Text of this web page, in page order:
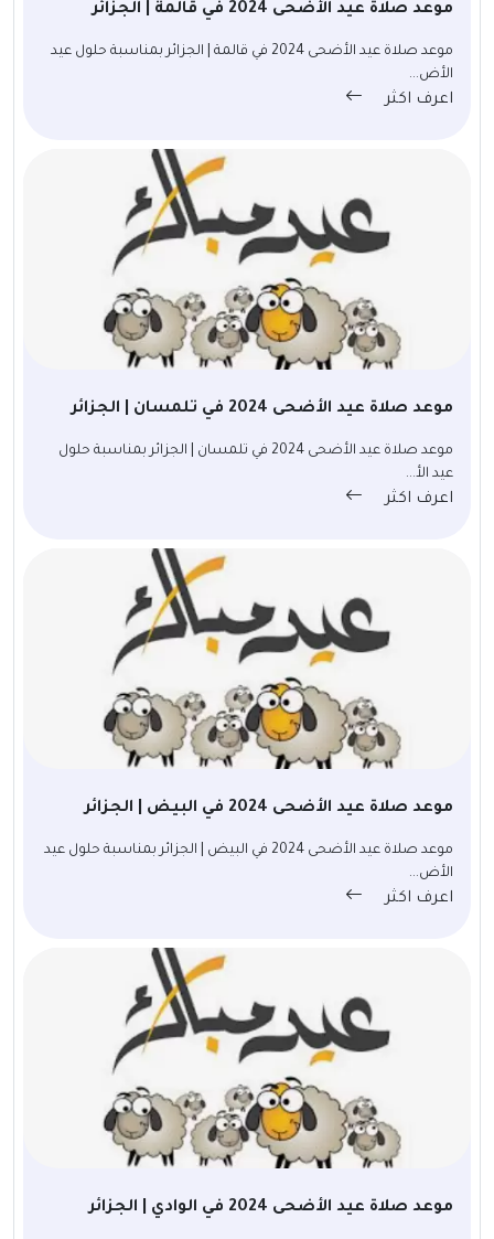
موعد صلاة عيد الأضحى 2024 في قالمة | الجزائر
موعد صلاة عيد الأضحى 2024 في قالمة | الجزائر بمناسبة حلول عيد
الأض...
اعرف اكثر
موعد صلاة عيد الأضحى 2024 في تلمسان | الجزائر
موعد صلاة عيد الأضحى 2024 في تلمسان | الجزائر بمناسبة حلول
عيد الأ...
اعرف اكثر
موعد صلاة عيد الأضحى 2024 في البيض | الجزائر
موعد صلاة عيد الأضحى 2024 في البيض | الجزائر بمناسبة حلول عيد
الأض...
اعرف اكثر
موعد صلاة عيد الأضحى 2024 في الوادي | الجزائر